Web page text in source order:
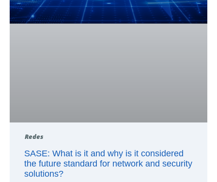
Redes
SASE: What is it and why is it considered
the future standard for network and security
solutions?